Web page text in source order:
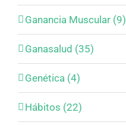
Ganancia Muscular (9)
Ganasalud (35)
Genética (4)
Hábitos (22)